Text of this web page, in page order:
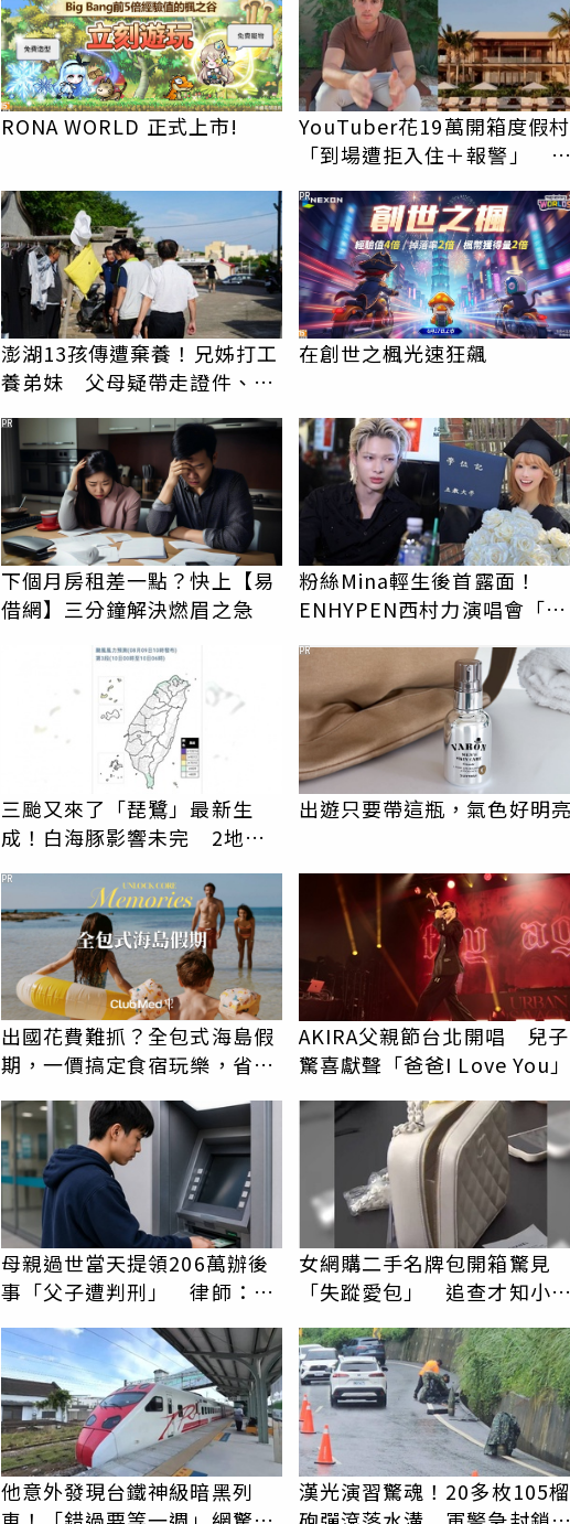
RONA WORLD 正式上市!
YouTuber花19萬開箱度假村
「到場遭拒入住＋報警」
澎湖13孩傳遭棄養！兄姊打工
養弟妹 父母疑帶走證件、補
在創世之楓光速狂飆
PR
下個月房租差一點？快上【易
借網】三分鐘解決燃眉之急
PR
粉絲Mina輕生後首露面！
ENHYPEN西村力演唱會「狀
態超好」喊話粉絲：我們心
三颱又來了「琵鷺」最新生
成！白海豚影響未完 2地達
出遊只要帶這瓶，氣色好明
PR
出國花費難抓？全包式海島假
期，一價搞定食宿玩樂，省錢
PR
AKIRA父親節台北開唱 兒子
驚喜獻聲「爸爸I Love You
母親過世當天提領206萬辦後
事「父子遭判刑」 律師：搶
錢先下手是罪
女網購二手名牌包開箱驚見
「失蹤愛包」 追查才知小
是閨密
他意外發現台鐵神級暗黑列
漢光演習驚魂！20多枚105榴